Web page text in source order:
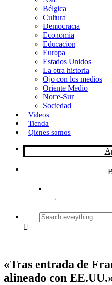
i
r
Bélgica
Cultura
Democracia
Economia
Educacion
Europa
Estados Unidos
La otra historia
Ojo con los medios
Oriente Medio
Norte-Sur
Sociedad
Videos
Tienda
Qienes somos
Search
everything...
«Tras entrada de
alineado con